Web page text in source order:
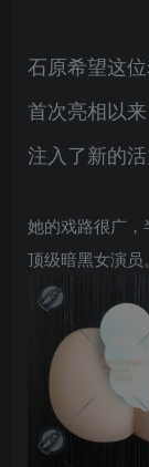
石原希望这
首次亮相以
注入了新的活
她的戏路很广
顶级暗黑女演员。